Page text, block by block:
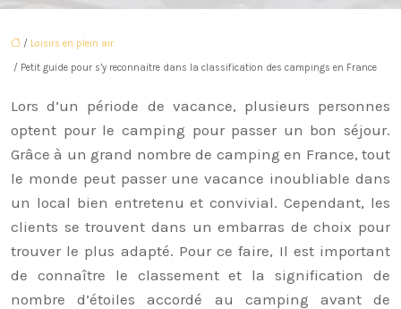
/ Loisirs en plein air
/ Petit guide pour s’y reconnaitre dans la classification des campings en France
Lors d’un période de vacance, plusieurs personnes
optent pour le camping pour passer un bon séjour.
Grâce à un grand nombre de camping en France, tout
le monde peut passer une vacance inoubliable dans
un local bien entretenu et convivial. Cependant, les
clients se trouvent dans un embarras de choix pour
trouver le plus adapté. Pour ce faire, Il est important
de connaître le classement et la signification de
nombre d’étoiles accordé au camping avant de